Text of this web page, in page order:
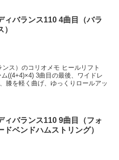
ィバランス110 4曲目（バラ
）
ス）のコリオメモ ヒールリフト
((4+4)×4) 3曲目の最後、ワイドレ
膝を軽く曲げ、ゆっくりロールアッ
ィバランス110 9曲目（フォ
ドベンドハムストリング）